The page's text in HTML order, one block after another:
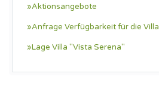
»Aktionsangebote
»Anfrage Verfügbarkeit für die Villa
»Lage Villa "Vista Serena"